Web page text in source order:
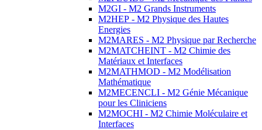
M2GI - M2 Grands Instruments
M2HEP - M2 Physique des Hautes
Energies
M2MARES - M2 Physique par Recherche
M2MATCHEINT - M2 Chimie des
Matériaux et Interfaces
M2MATHMOD - M2 Modélisation
Mathématique
M2MECENCLI - M2 Génie Mécanique
pour les Cliniciens
M2MOCHI - M2 Chimie Moléculaire et
Interfaces